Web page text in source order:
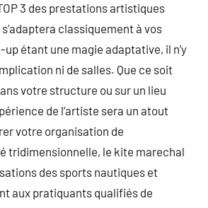
3 des prestations artistiques
classiquement à vos
étant une magie adaptative, il n’y
ni de salles. Que ce soit
votre structure ou sur un lieu
de l’artiste sera un atout
votre organisation de
tridimensionnelle, le kite marechal
des sports nautiques et
aux pratiquants qualifiés de